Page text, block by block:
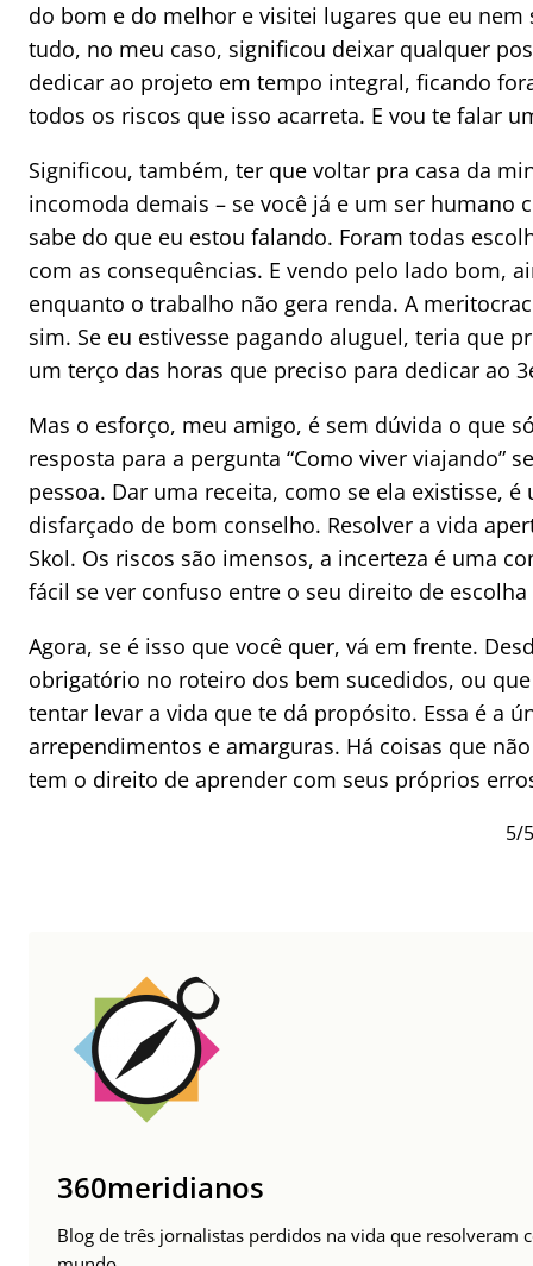
do bom e do melhor e visitei lugares que eu
tudo, no meu caso, significou deixar qualquer
dedicar ao projeto em tempo integral, ficando
todos os riscos que isso acarreta. E vou te falar
Significou, também, ter que voltar pra casa da
incomoda demais – se você já e um ser humano
sabe do que eu estou falando. Foram todas
com as consequências. E vendo pelo lado bom,
enquanto o trabalho não gera renda. A
sim. Se eu estivesse pagando aluguel, teria que
um terço das horas que preciso para dedicar ao
Mas o esforço, meu amigo, é sem dúvida o que
resposta para a pergunta “Como viver viajando”
pessoa. Dar uma receita, como se ela existisse,
disfarçado de bom conselho. Resolver a vida
Skol. Os riscos são imensos, a incerteza é uma
fácil se ver confuso entre o seu direito de
Agora, se é isso que você quer, vá em frente.
obrigatório no roteiro dos bem sucedidos, ou
tentar levar a vida que te dá propósito. Essa é a
arrependimentos e amarguras. Há coisas que
tem o direito de aprender com seus próprios
5/
360meridianos
Blog de três jornalistas perdidos na vida que resolveram